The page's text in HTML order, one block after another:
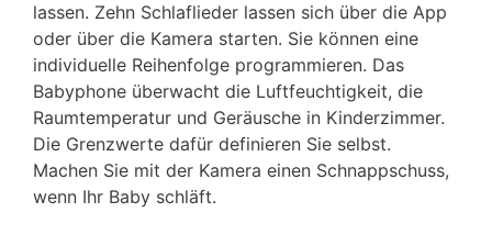
lassen. Zehn Schlaflieder lassen sich über die App
oder über die Kamera starten. Sie können eine
individuelle Reihenfolge programmieren. Das
Babyphone überwacht die Luftfeuchtigkeit, die
Raumtemperatur und Geräusche in Kinderzimmer.
Die Grenzwerte dafür definieren Sie selbst.
Machen Sie mit der Kamera einen Schnappschuss,
wenn Ihr Baby schläft.